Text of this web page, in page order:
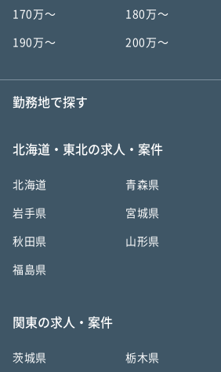
170万〜 180万〜
190万〜 200万〜
勤務地で探す
北海道・東北の求人・案件
北海道 青森県
岩手県 宮城県
秋田県 山形県
福島県
関東の求人・案件
茨城県 栃木県